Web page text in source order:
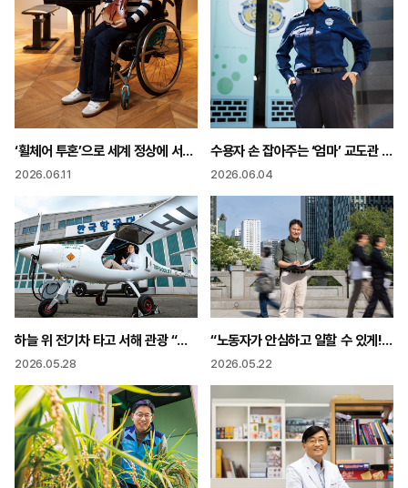
‘휠체어 투혼’으로 세계 정상에 서다 “사고로 멈췄던 4년 삶도 음악도 깊어졌다”
2026.06.11
수용자 손 잡아주는 ‘엄마’ 교도관 “한 사람을 보듬는 일이 우리 사회 지키는 일입니다”
2026.06.04
하늘 위 전기차 타고 서해 관광 “탄소배출 없는 하늘길 열어요”
2026.05.28
“노동자가 안심하고 일할 수 있게! 노동 현장 작은 목소리도 놓치지 않아야죠”
2026.05.22